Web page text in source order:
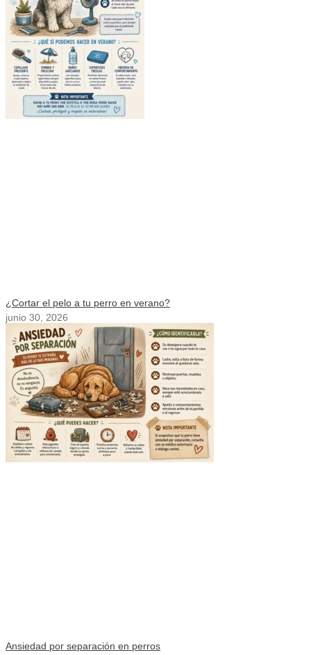
¿Cortar el pelo a tu perro en verano?
junio 30, 2026
Ansiedad por separación en perros